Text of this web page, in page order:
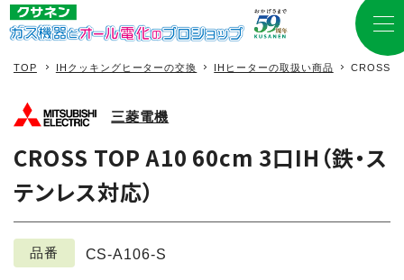
TOP IHクッキングヒーターの交換 IHヒーターの取扱い商品 CROSS
三菱電機
CROSS TOP A10 60cm 3口IH（鉄・ス
テンレス対応）
品番 CS-A106-S